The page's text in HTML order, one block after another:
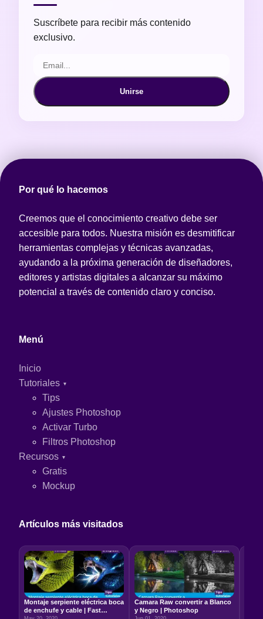
Suscríbete para recibir más contenido
exclusivo.
Unirse
Por qué lo hacemos
Creemos que el conocimiento creativo debe ser
accesible para todos. Nuestra misión es desmitificar
herramientas complejas y técnicas avanzadas,
ayudando a la próxima generación de diseñadores,
editores y artistas digitales a alcanzar su máximo
potencial a través de contenido claro y conciso.
Menú
Inicio
Tutoriales
Tips
Ajustes Photoshop
Activar Turbo
Filtros Photoshop
Recursos
Gratis
Mockup
Artículos más visitados
Montaje serpiente eléctrica boca
de enchufe y cable | Fast
Camara Raw convertir a Blanco
y Negro | Photoshop